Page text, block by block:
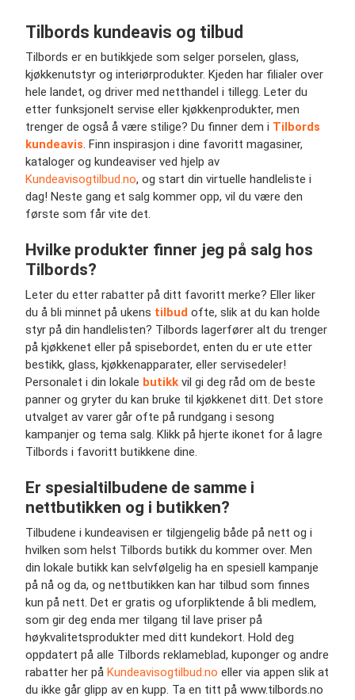
Tilbords kundeavis og tilbud
Tilbords er en butikkjede som selger porselen, glass,
kjøkkenutstyr og interiørprodukter. Kjeden har filialer over
hele landet, og driver med netthandel i tillegg. Leter du
etter funksjonelt servise eller kjøkkenprodukter, men
trenger de også å være stilige? Du finner dem i Tilbords
kundeavis. Finn inspirasjon i dine favoritt magasiner,
kataloger og kundeaviser ved hjelp av
Kundeavisogtilbud.no, og start din virtuelle handleliste i
dag! Neste gang et salg kommer opp, vil du være den
første som får vite det.
Hvilke produkter finner jeg på salg hos
Tilbords?
Leter du etter rabatter på ditt favoritt merke? Eller liker
du å bli minnet på ukens tilbud ofte, slik at du kan holde
styr på din handlelisten? Tilbords lagerfører alt du trenger
på kjøkkenet eller på spisebordet, enten du er ute etter
bestikk, glass, kjøkkenapparater, eller servisedeler!
Personalet i din lokale butikk vil gi deg råd om de beste
panner og gryter du kan bruke til kjøkkenet ditt. Det store
utvalget av varer går ofte på rundgang i sesong
kampanjer og tema salg. Klikk på hjerte ikonet for å lagre
Tilbords i favoritt butikkene dine.
Er spesialtilbudene de samme i
nettbutikken og i butikken?
Tilbudene i kundeavisen er tilgjengelig både på nett og i
hvilken som helst Tilbords butikk du kommer over. Men
din lokale butikk kan selvfølgelig ha en spesiell kampanje
på nå og da, og nettbutikken kan har tilbud som finnes
kun på nett. Det er gratis og uforpliktende å bli medlem,
som gir deg enda mer tilgang til lave priser på
høykvalitetsprodukter med ditt kundekort. Hold deg
oppdatert på alle Tilbords reklameblad, kuponger og andre
rabatter her på Kundeavisogtilbud.no eller via appen slik at
du ikke går glipp av en kupp. Ta en titt på www.tilbords.no